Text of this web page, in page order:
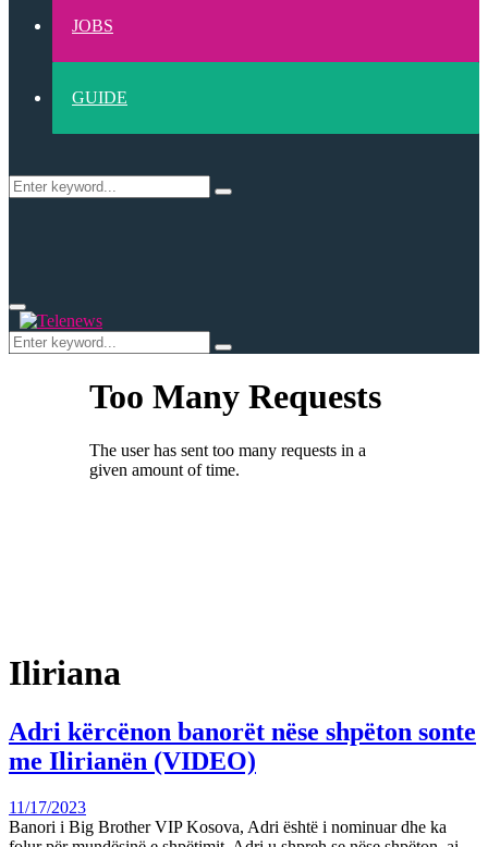
JOBS
GUIDE
Search
Search
Primary
Menu
Search
for:
Search
Iliriana
Adri kërcënon banorët nëse shpëton sonte
me Ilirianën (VIDEO)
11/17/2023
Banori i Big Brother VIP Kosova, Adri është i nominuar dhe ka